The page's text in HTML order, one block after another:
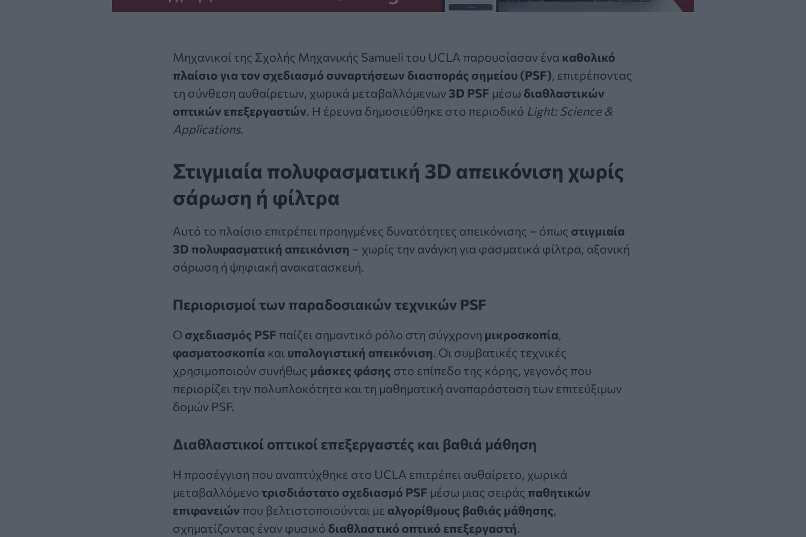
Μηχανικοί της Σχολής Μηχανικής Samueli του UCLA παρουσίασαν ένα καθολικό
πλαίσιο για τον σχεδιασμό συναρτήσεων διασποράς σημείου (PSF), επιτρέποντας
τη σύνθεση αυθαίρετων, χωρικά μεταβαλλόμενων 3D PSF μέσω διαθλαστικών
οπτικών επεξεργαστών. Η έρευνα δημοσιεύθηκε στο περιοδικό Light: Science &
Applications.
Στιγμιαία πολυφασματική 3D απεικόνιση χωρίς
σάρωση ή φίλτρα
Αυτό το πλαίσιο επιτρέπει προηγμένες δυνατότητες απεικόνισης – όπως στιγμιαία
3D πολυφασματική απεικόνιση – χωρίς την ανάγκη για φασματικά φίλτρα, αξονική
σάρωση ή ψηφιακή ανακατασκευή.
Περιορισμοί των παραδοσιακών τεχνικών PSF
Ο σχεδιασμός PSF παίζει σημαντικό ρόλο στη σύγχρονη μικροσκοπία,
φασματοσκοπία και υπολογιστική απεικόνιση. Οι συμβατικές τεχνικές
χρησιμοποιούν συνήθως μάσκες φάσης στο επίπεδο της κόρης, γεγονός που
περιορίζει την πολυπλοκότητα και τη μαθηματική αναπαράσταση των επιτεύξιμων
δομών PSF.
Διαθλαστικοί οπτικοί επεξεργαστές και βαθιά μάθηση
Η προσέγγιση που αναπτύχθηκε στο UCLA επιτρέπει αυθαίρετο, χωρικά
μεταβαλλόμενο τρισδιάστατο σχεδιασμό PSF μέσω μιας σειράς παθητικών
επιφανειών που βελτιστοποιούνται με αλγορίθμους βαθιάς μάθησης,
σχηματίζοντας έναν φυσικό διαθλαστικό οπτικό επεξεργαστή.